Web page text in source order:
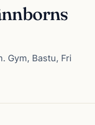
Gym, Bastu, Fri